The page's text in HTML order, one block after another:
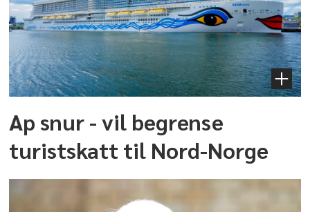
Ap snur - vil begrense
turistskatt til Nord-Norge